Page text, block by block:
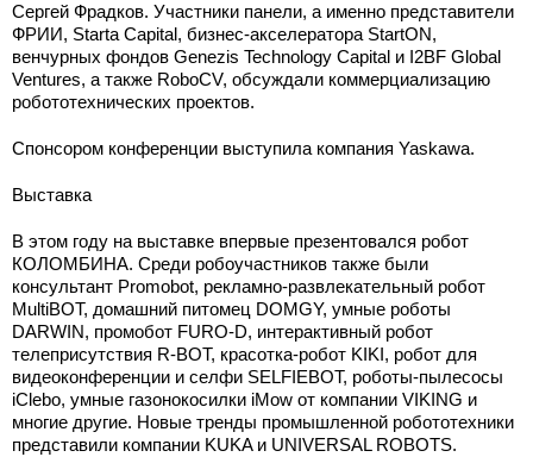
Сергей Фрадков. Участники панели, а именно представители
ФРИИ, Starta Capital, бизнес-акселератора StartON,
венчурных фондов Genezis Technology Capital и I2BF Global
Ventures, а также RoboCV, обсуждали коммерциализацию
робототехнических проектов.
Спонсором конференции выступила компания Yaskawa.
Выставка
В этом году на выставке впервые презентовался робот
КОЛОМБИНА. Среди робоучастников также были
консультант Promobot, рекламно-развлекательный робот
MultiBOT, домашний питомец DOMGY, умные роботы
DARWIN, промобот FURO-D, интерактивный робот
телеприсутствия R-BOT, красотка-робот KIKI, робот для
видеоконференции и селфи SELFIEBOT, роботы-пылесосы
iClebo, умные газонокосилки iMow от компании VIKING и
многие другие. Новые тренды промышленной робототехники
представили компании KUKA и UNIVERSAL ROBOTS.